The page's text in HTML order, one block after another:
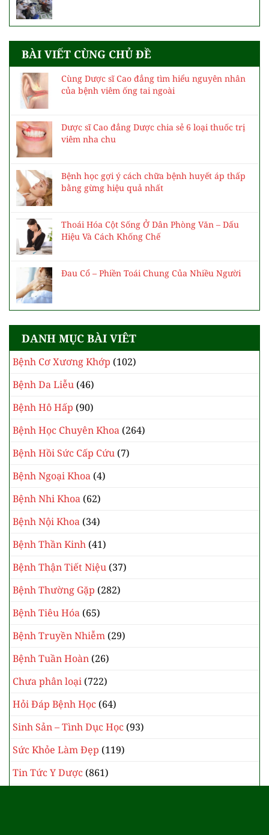
BÀI VIẾT CÙNG CHỦ ĐỀ
Cùng Dược sĩ Cao đẳng tìm hiểu nguyên nhân
của bệnh viêm ống tai ngoài
Dược sĩ Cao đẳng Dược chia sẻ 6 loại thuốc trị
viêm nha chu
Bệnh học gợi ý cách chữa bệnh huyết áp thấp
bằng gừng hiệu quả nhất
Thoái Hóa Cột Sống Ở Dân Phòng Văn – Dấu
Hiệu Và Cách Khống Chế
Đau Cổ – Phiền Toái Chung Của Nhiều Người
DANH MỤC BÀI VIÊT
Bệnh Cơ Xương Khớp (102)
Bệnh Da Liễu (46)
Bệnh Hô Hấp (90)
Bệnh Học Chuyên Khoa (264)
Bệnh Hồi Sức Cấp Cứu (7)
Bệnh Ngoại Khoa (4)
Bệnh Nhi Khoa (62)
Bệnh Nội Khoa (34)
Bệnh Thần Kinh (41)
Bệnh Thận Tiết Niệu (37)
Bệnh Thường Gặp (282)
Bệnh Tiêu Hóa (65)
Bệnh Truyền Nhiễm (29)
Bệnh Tuần Hoàn (26)
Chưa phân loại (722)
Hỏi Đáp Bệnh Học (64)
Sinh Sản – Tình Dục Học (93)
Sức Khỏe Làm Đẹp (119)
Tin Tức Y Dược (861)